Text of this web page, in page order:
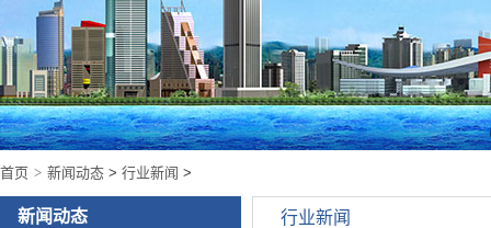
首页 > 新闻动态 > 行业新闻 >
新闻动态 行业新闻